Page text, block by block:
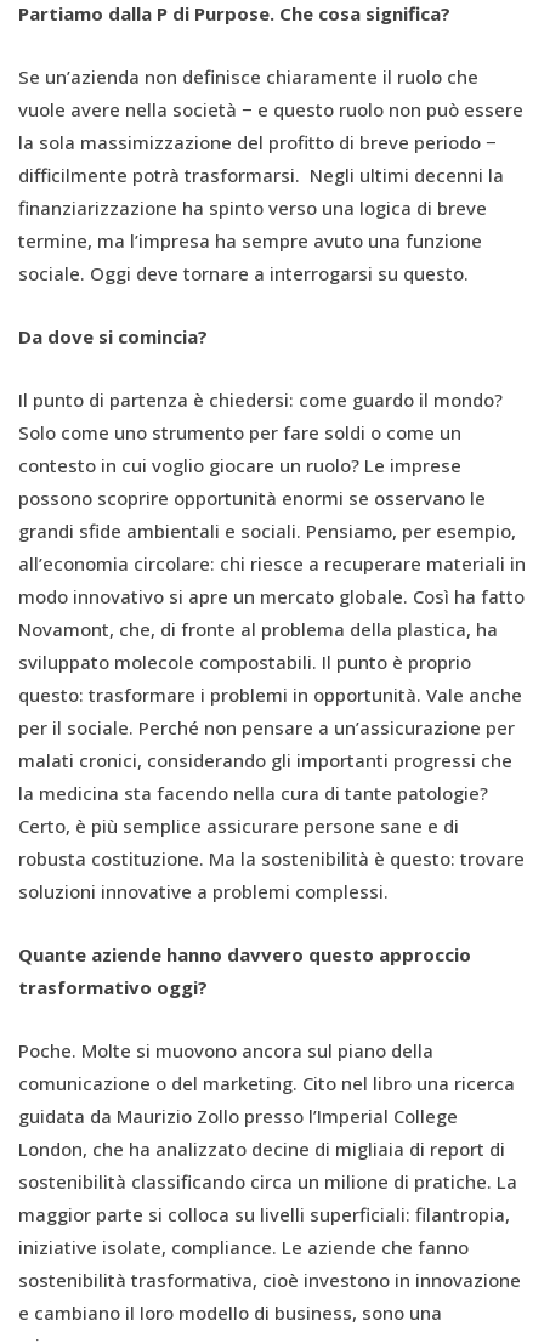
Partiamo dalla P di Purpose. Che cosa significa?
Se un’azienda non definisce chiaramente il ruolo che
vuole avere nella società − e questo ruolo non può essere
la sola massimizzazione del profitto di breve periodo −
difficilmente potrà trasformarsi. Negli ultimi decenni la
finanziarizzazione ha spinto verso una logica di breve
termine, ma l’impresa ha sempre avuto una funzione
sociale. Oggi deve tornare a interrogarsi su questo.
Da dove si comincia?
Il punto di partenza è chiedersi: come guardo il mondo?
Solo come uno strumento per fare soldi o come un
contesto in cui voglio giocare un ruolo? Le imprese
possono scoprire opportunità enormi se osservano le
grandi sfide ambientali e sociali. Pensiamo, per esempio,
all’economia circolare: chi riesce a recuperare materiali in
modo innovativo si apre un mercato globale. Così ha fatto
Novamont, che, di fronte al problema della plastica, ha
sviluppato molecole compostabili. Il punto è proprio
questo: trasformare i problemi in opportunità. Vale anche
per il sociale. Perché non pensare a un’assicurazione per
malati cronici, considerando gli importanti progressi che
la medicina sta facendo nella cura di tante patologie?
Certo, è più semplice assicurare persone sane e di
robusta costituzione. Ma la sostenibilità è questo: trovare
soluzioni innovative a problemi complessi.
Quante aziende hanno davvero questo approccio
trasformativo oggi?
Poche. Molte si muovono ancora sul piano della
comunicazione o del marketing. Cito nel libro una ricerca
guidata da Maurizio Zollo presso l’Imperial College
London, che ha analizzato decine di migliaia di report di
sostenibilità classificando circa un milione di pratiche. La
maggior parte si colloca su livelli superficiali: filantropia,
iniziative isolate, compliance. Le aziende che fanno
sostenibilità trasformativa, cioè investono in innovazione
e cambiano il loro modello di business, sono una